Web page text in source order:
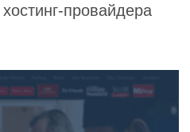
провайдера